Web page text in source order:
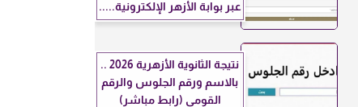
عبر بوابة الأزهر الإلكترونية.....
نتيجة الثانوية الأزهرية 2026 ..
بالاسم ورقم الجلوس والرقم
القومي (رابط مباشر)